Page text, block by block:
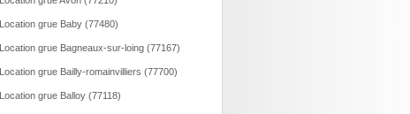
Location grue Baby (77480)
Location grue Bagneaux-sur-loing (77167)
Location grue Bailly-romainvilliers (77700)
Location grue Balloy (77118)